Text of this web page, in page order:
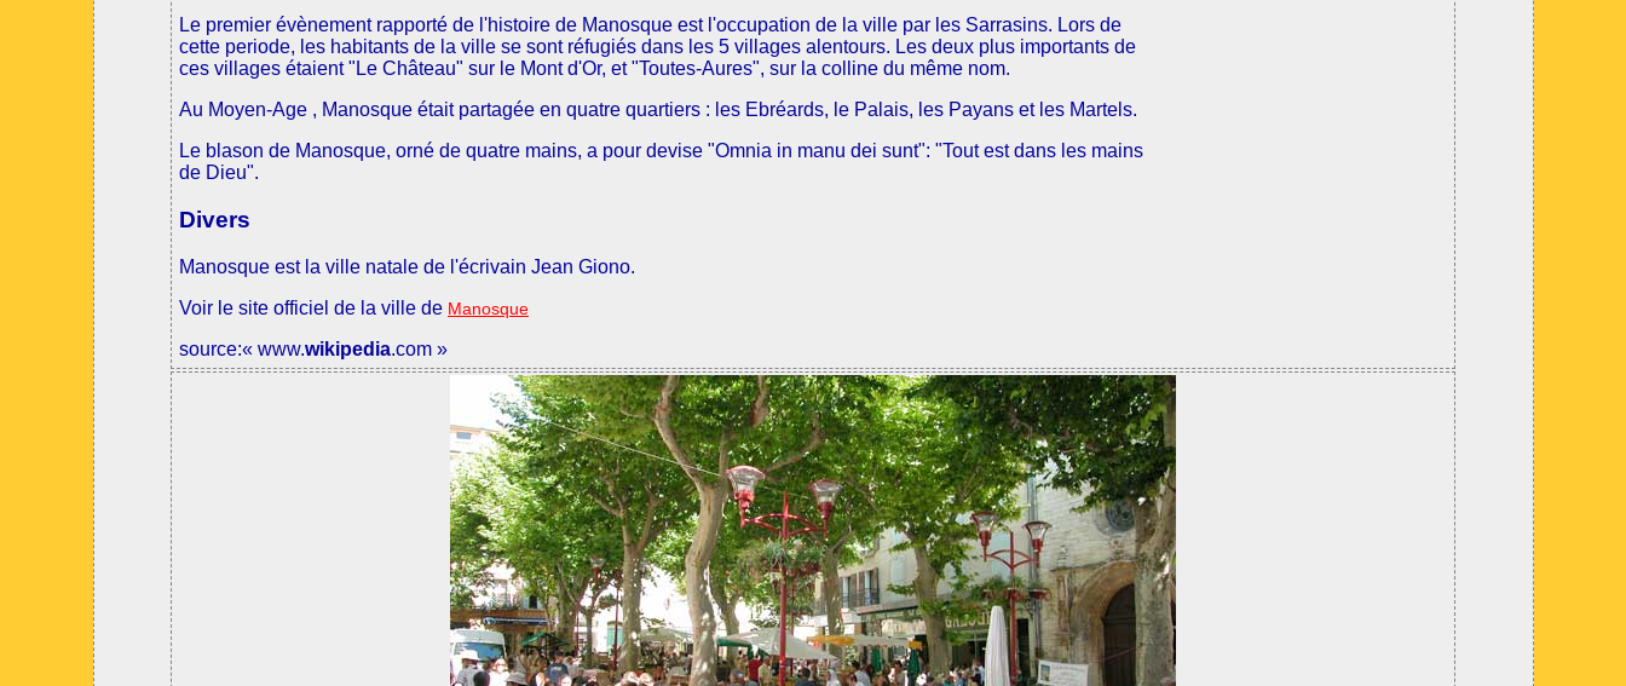
Le premier évènement rapporté de l'histoire de Manosque est l'occupation de la ville par les Sarrasins. Lors de
cette periode, les habitants de la ville se sont réfugiés dans les 5 villages alentours. Les deux plus importants de
ces villages étaient "Le Château" sur le Mont d'Or, et "Toutes-Aures", sur la colline du même nom.
Au Moyen-Age , Manosque était partagée en quatre quartiers : les Ebréards, le Palais, les Payans et les Martels.
Le blason de Manosque, orné de quatre mains, a pour devise "Omnia in manu dei sunt": "Tout est dans les mains
de Dieu".
Divers
Manosque est la ville natale de l'écrivain Jean Giono.
Voir le site officiel de la ville de Manosque
source:« www.wikipedia.com »